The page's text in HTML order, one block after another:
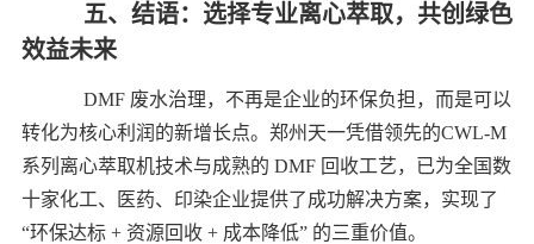
五、结语：选择专业离心萃取，共创绿色
效益未来
DMF 废水治理，不再是企业的环保负担，而是可以
转化为核心利润的新增长点。郑州天一凭借领先的CWL-M
系列离心萃取机技术与成熟的 DMF 回收工艺，已为全国数
十家化工、医药、印染企业提供了成功解决方案，实现了
“环保达标 + 资源回收 + 成本降低” 的三重价值。